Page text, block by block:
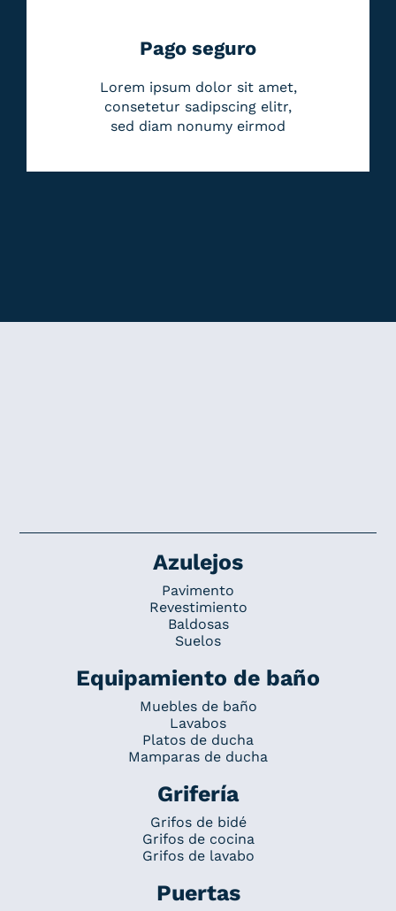
Pago seguro
Lorem ipsum dolor sit amet,
consetetur sadipscing elitr,
sed diam nonumy eirmod
Azulejos
Pavimento
Revestimiento
Baldosas
Suelos
Equipamiento de baño
Muebles de baño
Lavabos
Platos de ducha
Mamparas de ducha
Grifería
Grifos de bidé
Grifos de cocina
Grifos de lavabo
Puertas